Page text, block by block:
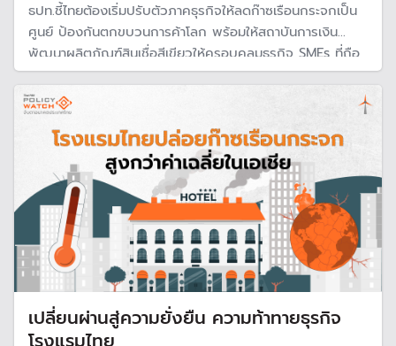
ธปท.ชี้ไทยต้องเริ่มปรับตัวภาคธุรกิจให้ลดก๊าซเรือนกระจกเป็น
ศูนย์ ป้องกันตกขบวนการค้าโลก พร้อมให้สถาบันการเงิน
พัฒนาผลิตภัณฑ์สินเชื่อสีเขียวให้ครอบคลุมธุรกิจ SMEs ที่ถือ
เป็นกระดูกสันหลังของเศรษฐกิจ
เปลี่ยนผ่านสู่ความยั่งยืน ความท้าทายธุรกิจ